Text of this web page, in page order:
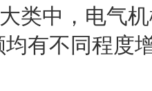
中，电气机
有不同程度